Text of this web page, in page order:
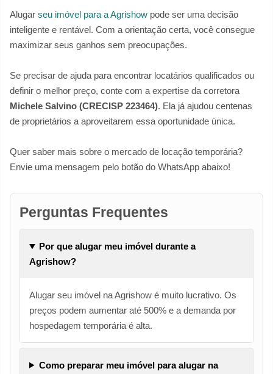
Alugar seu imóvel para a Agrishow pode ser uma decisão
inteligente e rentável. Com a orientação certa, você consegue
maximizar seus ganhos sem preocupações.
Se precisar de ajuda para encontrar locatários qualificados ou
definir o melhor preço, conte com a expertise da corretora
Michele Salvino (CRECISP 223464). Ela já ajudou centenas
de proprietários a aproveitarem essa oportunidade única.
Quer saber mais sobre o mercado de locação temporária?
Envie uma mensagem pelo botão do WhatsApp abaixo!
Perguntas Frequentes
Por que alugar meu imóvel durante a
Agrishow?
Alugar seu imóvel na Agrishow é muito lucrativo. Os
preços podem aumentar até 500% e a demanda por
hospedagem temporária é alta.
Como preparar meu imóvel para alugar na